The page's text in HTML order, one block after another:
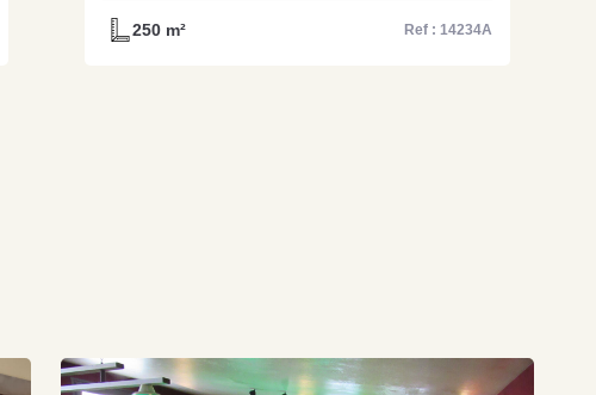
14234A
250 m² Ref : 14234A